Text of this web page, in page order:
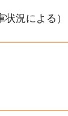
況による）